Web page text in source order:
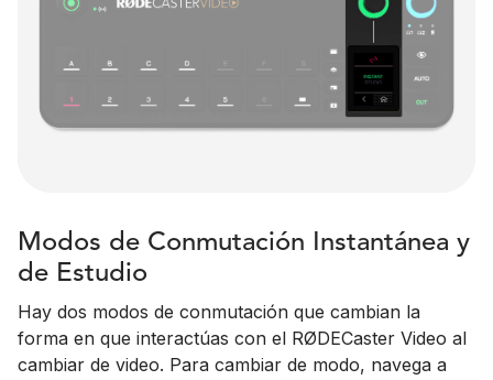
Modos de Conmutación Instantánea y
de Estudio
Hay dos modos de conmutación que cambian la
forma en que interactúas con el RØDECaster Video al
cambiar de video. Para cambiar de modo, navega a